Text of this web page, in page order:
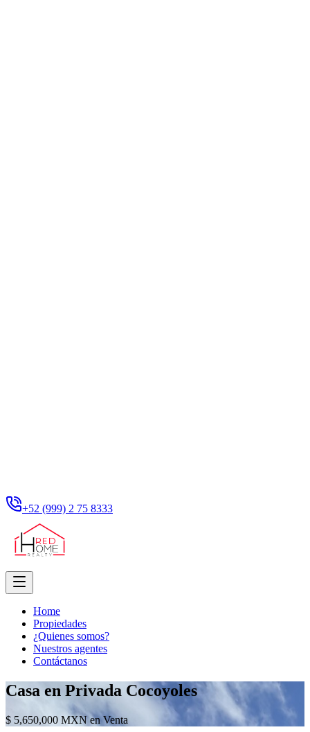
+52 (999) 2 75 8333
Home
Propiedades
¿Quienes somos?
Nuestros agentes
Contáctanos
Casa en Privada Cocoyoles
$ 5,650,000 MXN en Venta